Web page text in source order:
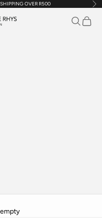
OVER R500
SA Search
Cart